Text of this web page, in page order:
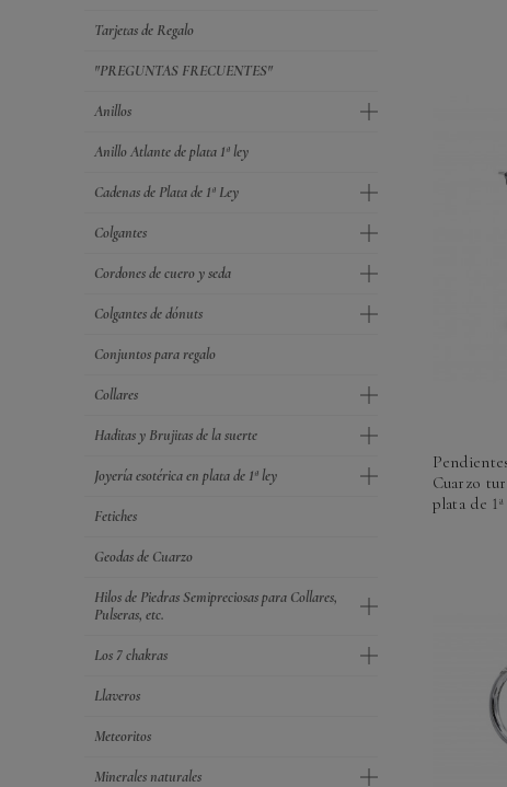
Tarjetas de Regalo
"PREGUNTAS FRECUENTES"
Anillos
Anillo Atlante de plata 1ª ley
Cadenas de Plata de 1ª Ley
Colgantes
Cordones de cuero y seda
Colgantes de dónuts
Conjuntos para regalo
Collares
Haditas y Brujitas de la suerte
Joyería esotérica en plata de 1ª ley
Fetiches
Geodas de Cuarzo
Hilos de Piedras Semipreciosas para Collares,
Pulseras, etc.
Los 7 chakras
Llaveros
Meteoritos
Minerales naturales
Cuarzo
plata de